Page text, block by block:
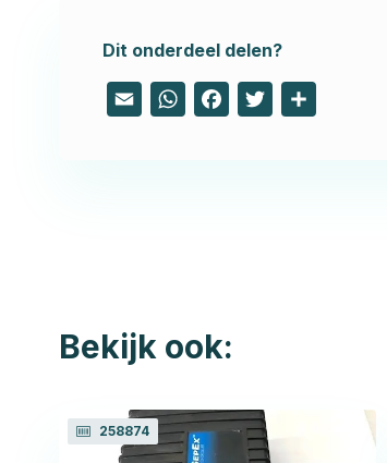
Dit onderdeel delen?
Email WhatsApp
FacebookTwitter
Bekijk ook:
258874